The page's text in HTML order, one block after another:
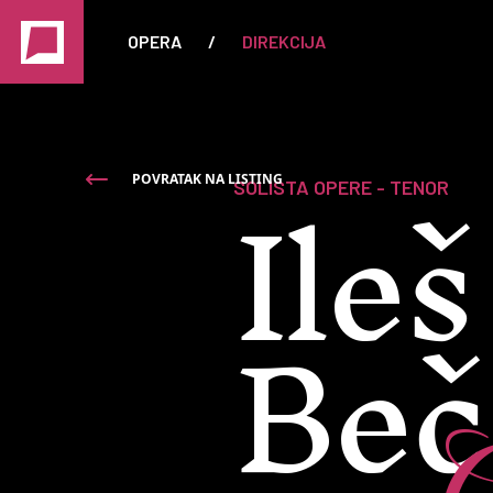
OPERA / DIREKCIJA
POVRATAK NA LISTINGSOLISTA OPERE - TENOR
Ileš